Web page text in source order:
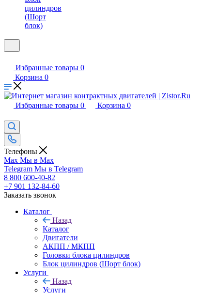
цилиндров
(Шорт
блок)
Избранные товары 0
Корзина 0
Избранные товары 0 Корзина 0
Телефоны
Max Мы в Max
Telegram Мы в Telegram
8 800 600-40-82
+7 901 132-84-60
Заказать звонок
Каталог
Назад
Каталог
Двигатели
АКПП / МКПП
Головки блока цилиндров
Блок цилиндров (Шорт блок)
Услуги
Назад
Услуги